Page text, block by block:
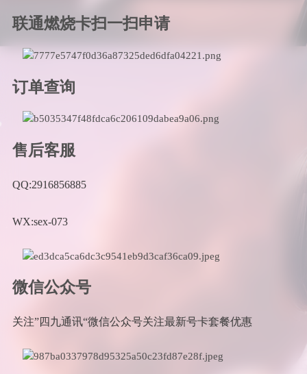
联通燃烧卡扫一扫申请
订单查询
售后客服
QQ:2916856885
WX:sex-073
微信公众号
关注”四九通讯“微信公众号关注最新号卡套餐优惠